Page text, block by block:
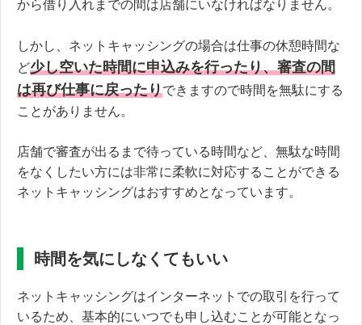
から借り入れまでの間は店舗にいなければなりません。
しかし、ネットキャッシングの場合は仕事の休憩時間な
ど少し空いた時間に申込みを行ったり、審査の間
は再び仕事に戻ったりできますので時間を無駄にする
ことがありません。
店舗で審査が出るまで待っている時間など、無駄な時間
をなくしたい方には非常に柔軟に対応することができる
ネットキャッシングはおすすめとなっています。
時間を気にしなくてもいい
ネットキャッシングはインターネットでの取引を行って
いるため、基本的にいつでも申し込むことが可能となっ